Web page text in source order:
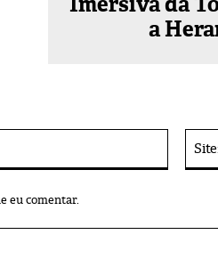
a
mail:*
eu comentar.